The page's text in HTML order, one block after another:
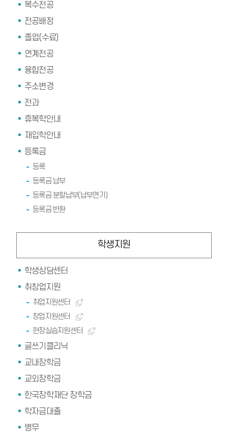
복수전공
전공배정
졸업(수료)
연계전공
융합전공
주소변경
전과
휴복학안내
재입학안내
등록금
등록
등록금 납부
등록금 분할납부(납부연기)
등록금 반환
학생지원
학생상담센터
취창업지원
취업지원센터
창업지원센터
현장실습지원센터
글쓰기클리닉
교내장학금
교외장학금
한국장학재단 장학금
학자금대출
병무